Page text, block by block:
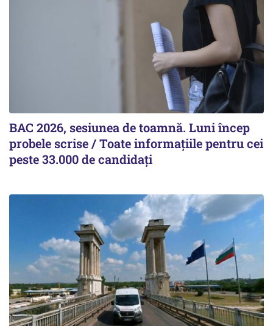
BAC 2026, sesiunea de toamnă. Luni încep
probele scrise / Toate informațiile pentru cei
peste 33.000 de candidați